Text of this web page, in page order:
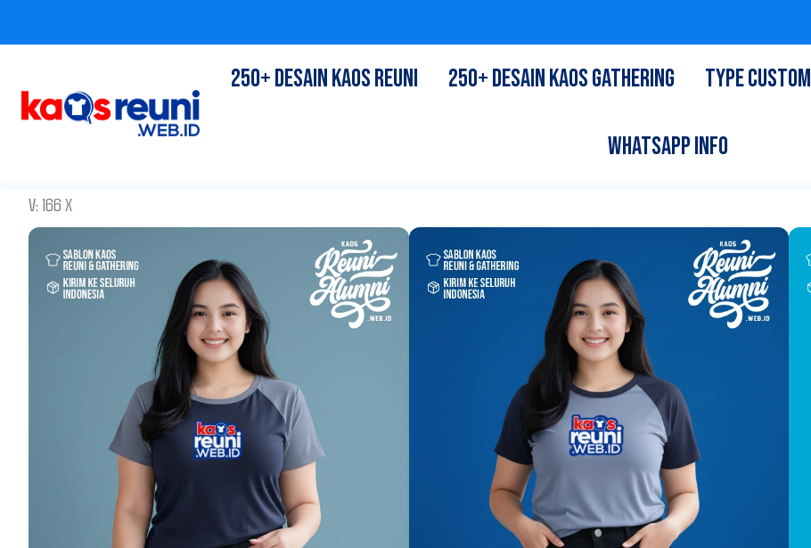
content
250+ DESAIN KAOS REUNI 250+ DESAIN KAOS GATHERING TYPE CUSTOM
WHATSAPP INFO
V: 166 X